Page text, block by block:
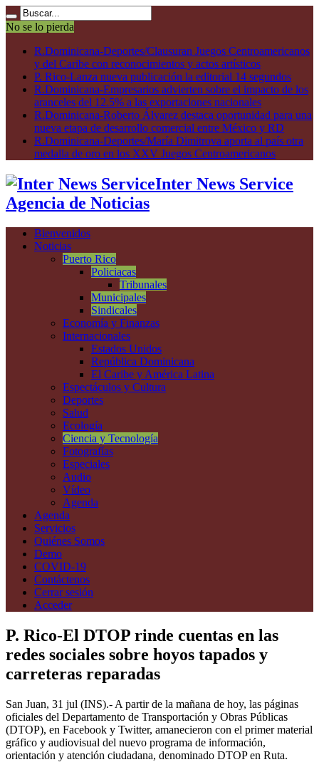
No se lo pierda
R.Dominicana-Deportes/Clausuran Juegos Centroamericanos
y del Caribe con reconocimientos y actos artísticos
P. Rico-Lanza nueva publicación la editorial 14 segundos
R.Dominicana-Empresarios advierten sobre el impacto de los
aranceles del 12.5% a las exportaciones nacionales
R.Dominicana-Roberto Álvarez destaca oportunidad para una
nueva etapa de desarrollo comercial entre México y RD
R.Dominicana-Deportes/María Dimitrova aporta al país otra
medalla de oro en los XXV Juegos Centroamericanos
Inter News Service
Agencia de Noticias
Bienvenidos
Noticias
Puerto Rico
Policiacas
Tribunales
Municipales
Sindicales
Economía y Finanzas
Internacionales
Estados Unidos
República Dominicana
El Caribe y América Latina
Espectáculos y Cultura
Deportes
Salud
Ecología
Ciencia y Tecnología
Fotografías
Especiales
Audio
Vídeo
Agenda
Agenda
Servicios
Quiénes Somos
Demo
COVID-19
Contáctenos
Cerrar sesión
Acceder
P. Rico-El DTOP rinde cuentas en las
redes sociales sobre hoyos tapados y
carreteras reparadas
San Juan, 31 jul (INS).- A partir de la mañana de hoy, las páginas
oficiales del Departamento de Transportación y Obras Públicas
(DTOP), en Facebook y Twitter, amanecieron con el primer material
gráfico y audiovisual del nuevo programa de información,
orientación y atención ciudadana, denominado DTOP en Ruta.